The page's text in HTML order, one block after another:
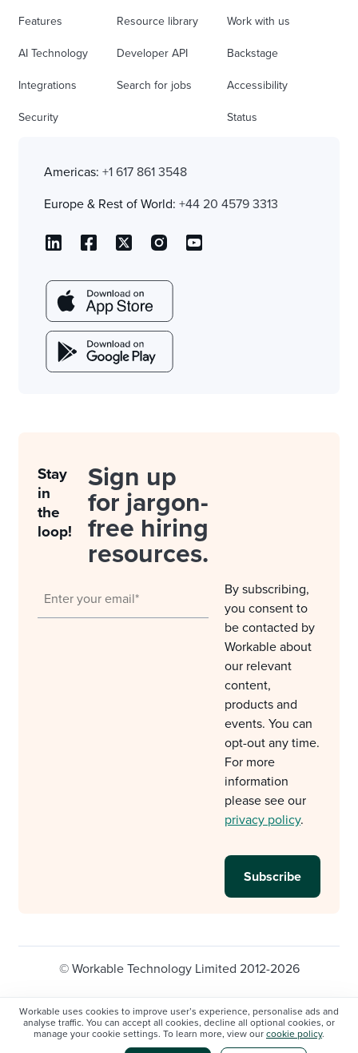
Workable uses cookies to improve user’s experience, personalise ads and
analyse traffic. You can accept all cookies, decline all optional cookies, or
manage your cookie settings. To learn more, view our cookie policy.
Features
AI Technology
Integrations
Security
Resource library
Developer API
Search for jobs
Work with us
Backstage
Accessibility
Status
Americas: +1 617 861 3548
Europe & Rest of World: +44 20 4579 3313
Stay
in
the
loop!
Sign up
for jargon-
free hiring
resources.
By subscribing,
you consent to
be contacted by
Workable about
our relevant
content,
products and
events. You can
opt-out any time.
For more
information
please see our
privacy policy.
© Workable Technology Limited 2012-2026
Privacy policy
Cookie Settings
Do not sell/share my personal information